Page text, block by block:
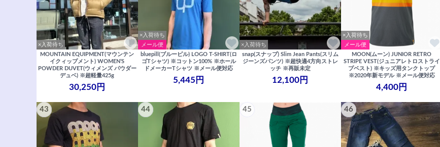
×入荷待ち
MOUNTAIN EQUIPMENT(マウンテン
イクィップメント) WOMEN’S
POWDER DUVET(ウィメンズ パウダー
デュベ) ※超軽量425g
30,250円
×入荷待ち
メール便
bluepill(ブルーピル) LOGO T-SHIRT(ロ
ゴTシャツ) ※コットン100% ※ホール
ドメーカーTシャツ ※メール便対応
5,445円
×入荷待ち
snap(スナップ) Slim Jean Pants(スリム
ジーンズパンツ) ※超快適4方向ストレ
ッチ ※再販未定
12,100円
×入荷待ち
メール便
MOON(ムーン) JUNIOR RETRO
STRIPE VEST(ジュニアレトロストライ
プベスト) ※キッズ用タンクトップ
※2020年新モデル ※メール便対応
4,400円
43 44 45 46